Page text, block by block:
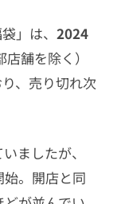
福袋」
」は、 2024
舗を除く）
、売り切れ次
ましたが、
。開店と同